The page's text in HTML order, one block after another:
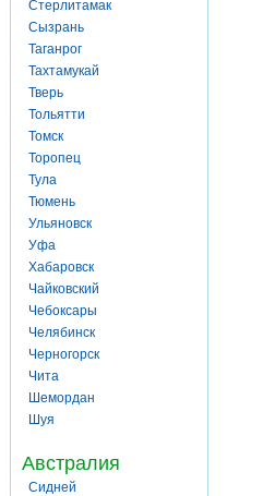
Стерлитамак
Сызрань
Таганрог
Тахтамукай
Тверь
Тольятти
Томск
Торопец
Тула
Тюмень
Ульяновск
Уфа
Хабаровск
Чайковский
Чебоксары
Челябинск
Черногорск
Чита
Шемордан
Шуя
Австралия
Сидней